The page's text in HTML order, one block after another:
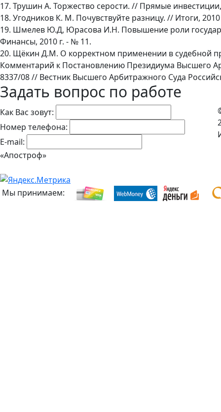
17. Трушин А. Торжество серости. // Прямые
18. Угодников К. М. Почувствуйте разницу. // Итоги,
19. Шмелев Ю.Д, Юрасова И.Н. Повышение роли
Финансы, 2010 г. - № 11.
20. Щёкин Д.М. О корректном применении в судебной
Комментарий к Постановлению Президиума Высшего
8337/08 // Вестник Высшего Арбитражного Суда
Задать вопрос по работе
Как Вас зовут:
Номер телефона:
E-mail:
«Апостроф»
Мы принимаем: